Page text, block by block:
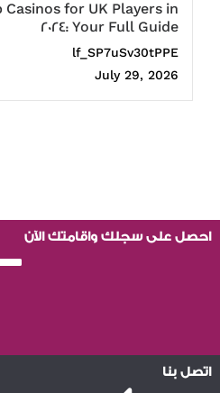
for UK Players in
2024: Your Full Guide
lf_SP7uSv30tPPE
July 29, 2026
احصل على سجلك واقامتك الآن
اتصل بنا